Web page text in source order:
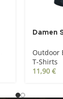
Damen
Outdoor
T-Shirts
11,90 €